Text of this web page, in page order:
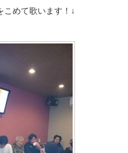
こめて歌います！↓